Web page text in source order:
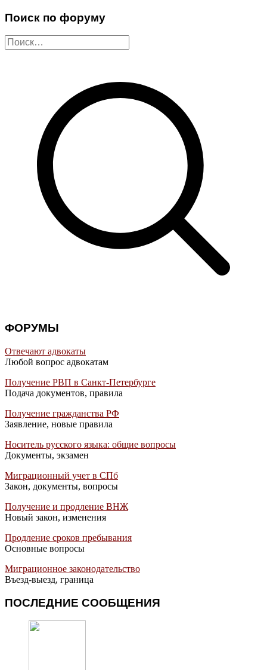
Поиск по форуму
ФОРУМЫ
Отвечают адвокаты
Любой вопрос адвокатам
Получение РВП в Санкт-Петербурге
Подача документов, правила
Получение гражданства РФ
Заявление, новые правила
Носитель русского языка: общие вопросы
Документы, экзамен
Миграционный учет в СПб
Закон, документы, вопросы
Получение и продление ВНЖ
Новый закон, изменения
Продление сроков пребывания
Основные вопросы
Миграционное законодательство
Въезд-выезд, граница
ПОСЛЕДНИЕ СООБЩЕНИЯ